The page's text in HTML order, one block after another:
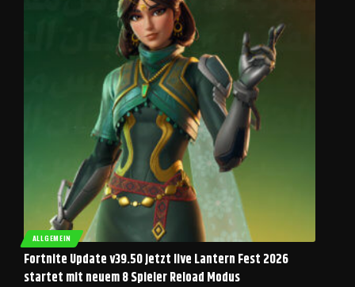
ALLGEMEIN
Fortnite Update v39.50 jetzt live Lantern Fest 2026
startet mit neuem 8 Spieler Reload Modus